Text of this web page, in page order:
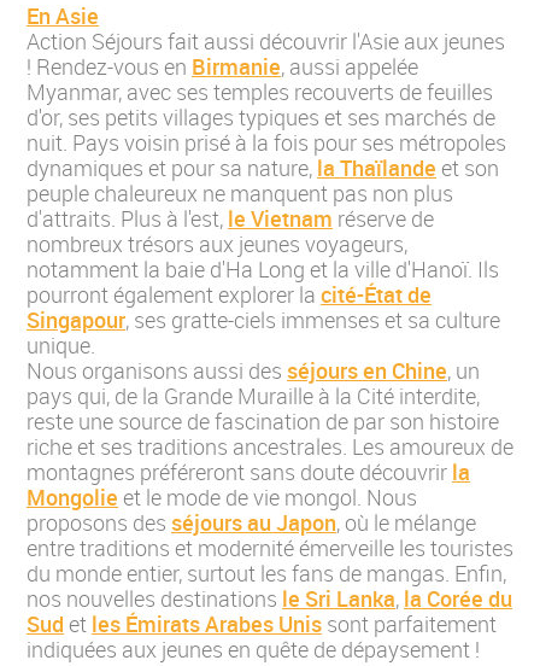
En Asie
Action Séjours fait aussi découvrir l'Asie aux jeunes
! Rendez-vous en Birmanie, aussi appelée
Myanmar, avec ses temples recouverts de feuilles
d'or, ses petits villages typiques et ses marchés de
nuit. Pays voisin prisé à la fois pour ses métropoles
dynamiques et pour sa nature, la Thaïlande et son
peuple chaleureux ne manquent pas non plus
d'attraits. Plus à l'est, le Vietnam réserve de
nombreux trésors aux jeunes voyageurs,
notamment la baie d'Ha Long et la ville d'Hanoï. Ils
pourront également explorer la cité-État de
Singapour, ses gratte-ciels immenses et sa culture
unique.
Nous organisons aussi des séjours en Chine, un
pays qui, de la Grande Muraille à la Cité interdite,
reste une source de fascination de par son histoire
riche et ses traditions ancestrales. Les amoureux de
montagnes préféreront sans doute découvrir la
Mongolie et le mode de vie mongol. Nous
proposons des séjours au Japon, où le mélange
entre traditions et modernité émerveille les touristes
du monde entier, surtout les fans de mangas. Enfin,
nos nouvelles destinations le Sri Lanka, la Corée du
Sud et les Émirats Arabes Unis sont parfaitement
indiquées aux jeunes en quête de dépaysement !